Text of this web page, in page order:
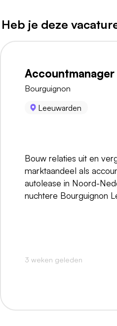
Heb je deze
Accountmanager
Bourguignon
Leeuwarden
Bouw relaties uit en
marktaandeel als
autolease in Noord-
nuchtere Bourguignon
3 weken geleden